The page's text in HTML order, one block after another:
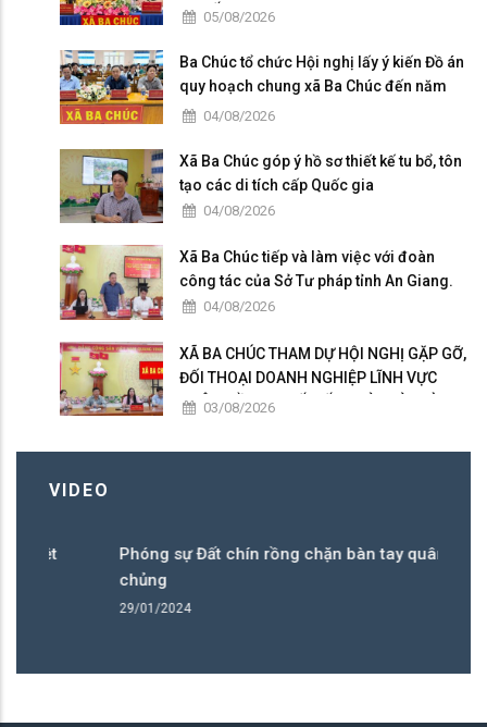
“CHIẾN DỊCH 300”
05/08/2026
Ba Chúc tổ chức Hội nghị lấy ý kiến Đồ án
quy hoạch chung xã Ba Chúc đến năm
205004/08/2026
Xã Ba Chúc góp ý hồ sơ thiết kế tu bổ, tôn
tạo các di tích cấp Quốc gia
04/08/2026
Xã Ba Chúc tiếp và làm việc với đoàn
công tác của Sở Tư pháp tỉnh An Giang.
04/08/2026
XÃ BA CHÚC THAM DỰ HỘI NGHỊ GẶP GỠ,
ĐỐI THOẠI DOANH NGHIỆP LĨNH VỰC
NUÔI TRỒNG, CHẾ BIẾN THỦY SẢN VÀ
03/08/2026
VIDEO
Phóng sự Đất chín rồng chặn bàn tay quân diệt
chủng
29/01/2024